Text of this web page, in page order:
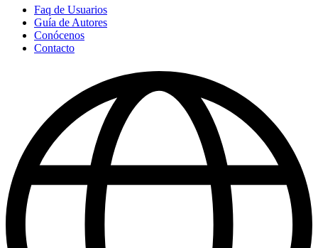
Faq de Usuarios
Guía de Autores
Conócenos
Contacto